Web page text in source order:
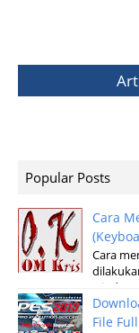
Popular Posts
Cara
Cara
File